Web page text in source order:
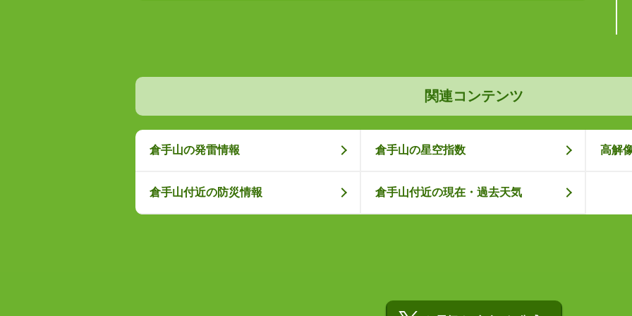
関連コンテンツ
倉手山の発雷情報 倉手山の星空指数 高解
倉手山付近の防災情報 倉手山付近の現在・過去天気